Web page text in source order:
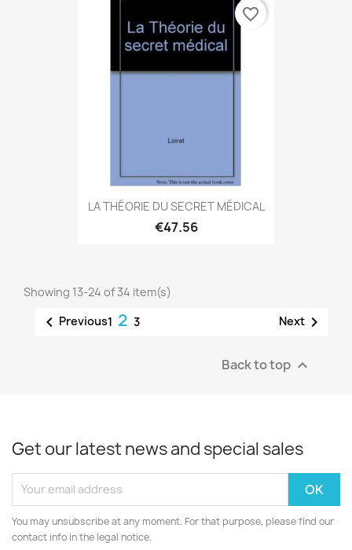
LA THÉORIE DU SECRET MÉDICAL
€47.56
favorite_border
Showing 13-24 of 34 item(s)
 Previous1 2 3 Next 
Back to top 
Get our latest news and special sales
You may unsubscribe at any moment. For that purpose, please find our
contact info in the legal notice.